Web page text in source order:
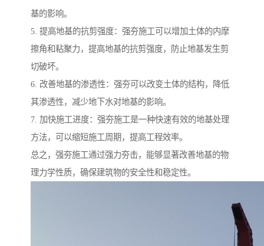
基的影响。
5. 提高地基的抗剪强度：强夯施工可以增加土体的内摩
擦角和粘聚力，提高地基的抗剪强度，防止地基发生剪
切破坏。
6. 改善地基的渗透性：强夯可以改变土体的结构，降低
其渗透性，减少地下水对地基的影响。
7. 加快施工进度：强夯施工是一种快速有效的地基处理
方法，可以缩短施工周期，提高工程效率。
总之，强夯施工通过强力夯击，能够显著改善地基的物
理力学性质，确保建筑物的安全性和稳定性。